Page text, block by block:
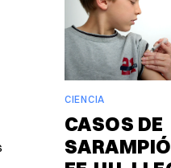
CIENCIA
CASOS DE